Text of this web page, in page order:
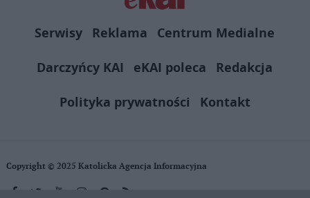
Serwisy Reklama
Centrum Medialne
Darczyńcy KAI
eKAI poleca
Redakcja
Polityka prywatności
Kontakt
Copyright © 2025 Katolicka Agencja Informacyjna